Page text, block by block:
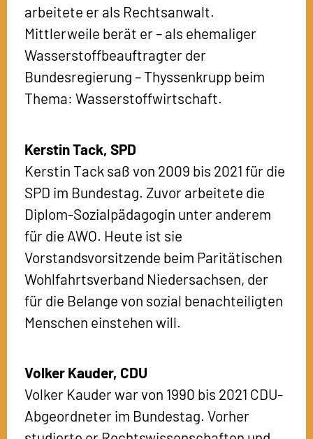
arbeitete er als Rechtsanwalt.
Mittlerweile berät er – als ehemaliger
Wasserstoffbeauftragter der
Bundesregierung – Thyssenkrupp beim
Thema: Wasserstoffwirtschaft.
Kerstin Tack, SPD
Kerstin Tack saß von 2009 bis 2021 für die
SPD im Bundestag. Zuvor arbeitete die
Diplom-Sozialpädagogin unter anderem
für die AWO. Heute ist sie
Vorstandsvorsitzende beim Paritätischen
Wohlfahrtsverband Niedersachsen, der
für die Belange von sozial benachteiligten
Menschen einstehen will.
Volker Kauder, CDU
Volker Kauder war von 1990 bis 2021 CDU-
Abgeordneter im Bundestag. Vorher